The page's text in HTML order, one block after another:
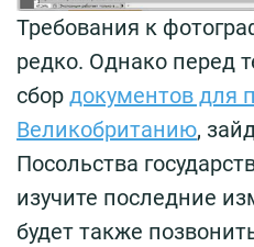
Требования к
редко. Однако перед
сбор документов для
Великобританию,
Посольства
изучите последние
будет также